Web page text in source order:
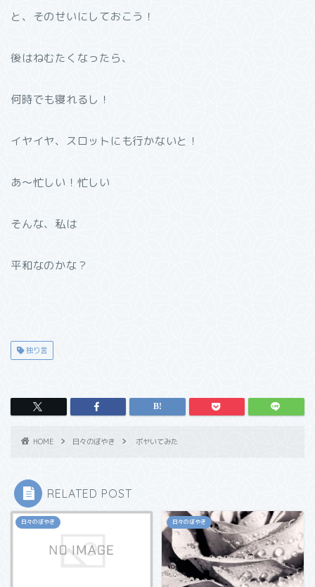
と、そのせいにしておこう！
後はねむたくなったら、
何時でも寝れるし！
イヤイヤ、スロットにも行かないと！
あ〜忙しい！忙しい
そんな、私は
平和なのかな？
独り言
HOME 日々のぼやき ボヤいてみた
RELATED POST
日々のぼやき 日々のぼやき